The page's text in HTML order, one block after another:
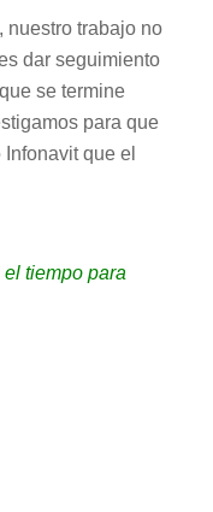
nuestro trabajo no
dar seguimiento
se termine
para que
que el
tiempo para